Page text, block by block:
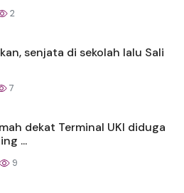
2
senjata di sekolah lalu Sali
7
dekat Terminal UKI diduga
...
9